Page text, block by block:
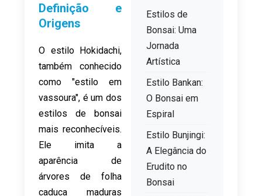
Estilos de
Bonsai: Uma
Jornada
Artística
Estilo Bankan:
O Bonsai em
Espiral
Estilo Bunjingi:
A Elegância do
Erudito no
Bonsai
Definição e
Origens
O estilo Hokidachi,
também conhecido
como "estilo em
vassoura", é um dos
estilos de bonsai
mais reconhecíveis.
Ele imita a
aparência de
árvores de folha
caduca maduras